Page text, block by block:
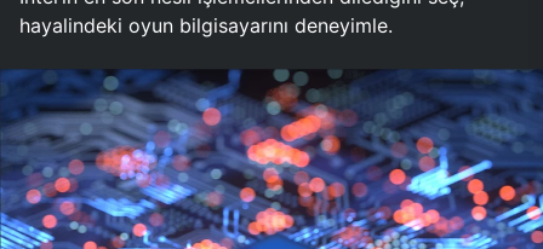
hayalindeki oyun bilgisayarını deneyimle.